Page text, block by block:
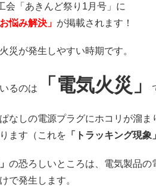
会「あきんど祭り1月号」に
悩み解決」 が掲載されます！
災が発生しやすい時期です。
るのは 「電気火災」
なしの電源プラグにホコリが溜
ます（これを 「トラッキング現象」
の恐ろしいところは、電気製品
で発生します。